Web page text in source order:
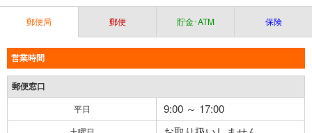
郵便局 郵便 貯金･ATM 保険
営業時間
郵便窓口
平日 9:00 ～ 17:00